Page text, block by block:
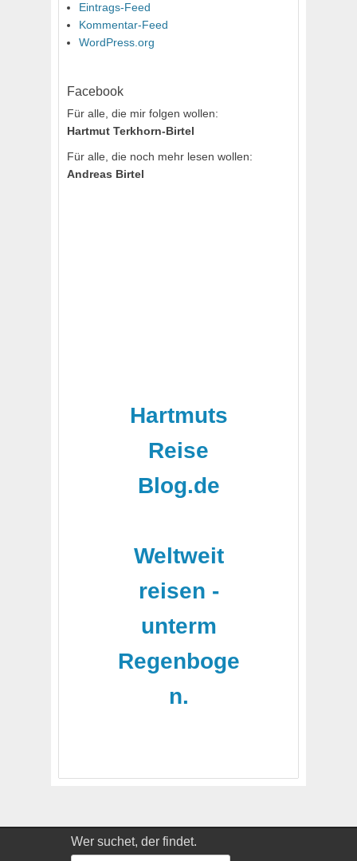
Eintrags-Feed
Kommentar-Feed
WordPress.org
Facebook
Für alle, die mir folgen wollen:
Hartmut Terkhorn-Birtel
Für alle, die noch mehr lesen wollen:
Andreas Birtel
Hartmuts
Reise
Blog.de
Weltweit
reisen -
unterm
Regenboge
n.
Wer suchet, der findet.